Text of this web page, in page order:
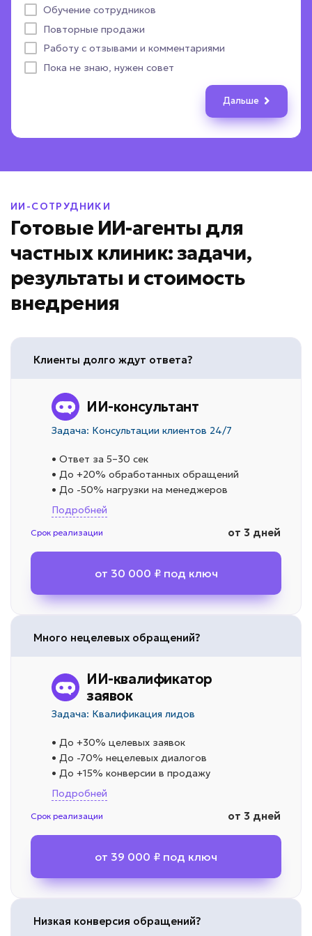
Обучение сотрудников
Повторные продажи
Работу с отзывами и комментариями
Пока не знаю, нужен совет
Дальше
CRM-система
Выдать расчет стоимости
Пока не определились
Другое
ПОЛУЧИТЬ ПОДБОР
ИИ-СОТРУДНИКИ
Готовые ИИ-агенты для
частных клиник: задачи,
результаты и стоимость
внедрения
Клиенты долго ждут ответа?
ИИ-консультант
Задача: Консультации клиентов 24/7
• Ответ за 5–30 сек
• До +20% обработанных обращений
• До -50% нагрузки на менеджеров
Подробней
Срок реализации от 3 дней
от 30 000 ₽ под ключ
Много нецелевых обращений?
ИИ-квалификатор
заявок
Задача: Квалификация лидов
• До +30% целевых заявок
• До -70% нецелевых диалогов
• До +15% конверсии в продажу
Подробней
Срок реализации от 3 дней
от 39 000 ₽ под ключ
Низкая конверсия обращений?